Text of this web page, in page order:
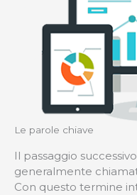
Le parole chiave
Il passaggio
generalmente
Con questo termine